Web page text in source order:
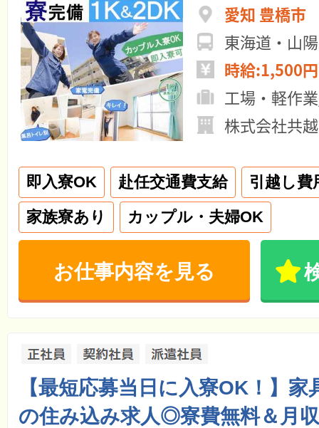
愛知 豊橋市
東海道・山
時給:1,500
工場・軽作
株式会社共
即入寮OK 赴任交通費支給
引越し費
家族寮あり
カップル・夫婦OK
お仕事内容を見る
【最短応募当日に入寮OK！】家
の住み込み求人◎寮費無料＆月